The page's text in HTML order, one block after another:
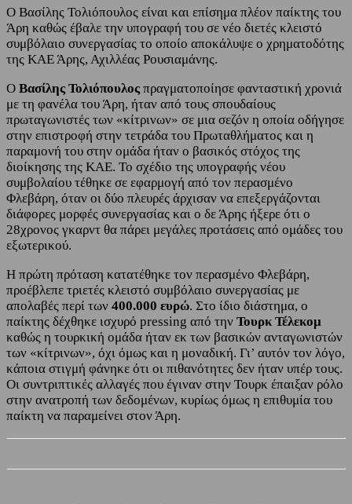
Ο Βασίλης Τολιόπουλος είναι και επίσημα πλέον παίκτης του
Άρη καθώς έβαλε την υπογραφή του σε νέο διετές κλειστό
συμβόλαιο συνεργασίας το οποίο αποκάλυψε ο χρηματοδότης
της ΚΑΕ Άρης, Αχιλλέας Ρουσιαμάνης.
Ο Βασίλης Τολιόπουλος πραγματοποίησε φανταστική χρονιά
με τη φανέλα του Άρη, ήταν από τους σπουδαίους
πρωταγωνιστές των «κίτρινων» σε μια σεζόν η οποία οδήγησε
στην επιστροφή στην τετράδα του Πρωταθλήματος και η
παραμονή του στην ομάδα ήταν ο βασικός στόχος της
διοίκησης της ΚΑΕ. Το σχέδιο της υπογραφής νέου
συμβολαίου τέθηκε σε εφαρμογή από τον περασμένο
Φλεβάρη, όταν οι δύο πλευρές άρχισαν να επεξεργάζονται
διάφορες μορφές συνεργασίας και ο δε Άρης ήξερε ότι ο
28χρονος γκαρντ θα πάρει μεγάλες προτάσεις από ομάδες του
εξωτερικού.
Η πρώτη πρόταση κατατέθηκε τον περασμένο Φλεβάρη,
προέβλεπε τριετές κλειστό συμβόλαιο συνεργασίας με
απολαβές περί των 400.000 ευρώ. Στο ίδιο διάστημα, ο
παίκτης δέχθηκε ισχυρό pressing από την Τουρκ Τέλεκομ
καθώς η τουρκική ομάδα ήταν εκ των βασικών ανταγωνιστών
των «κίτρινων», όχι όμως και η μοναδική. Γι’ αυτόν τον λόγο,
κάποια στιγμή φάνηκε ότι οι πιθανότητες δεν ήταν υπέρ τους.
Οι συντριπτικές αλλαγές που έγιναν στην Τουρκ έπαιξαν ρόλο
στην ανατροπή των δεδομένων, κυρίως όμως η επιθυμία του
παίκτη να παραμείνει στον Άρη.